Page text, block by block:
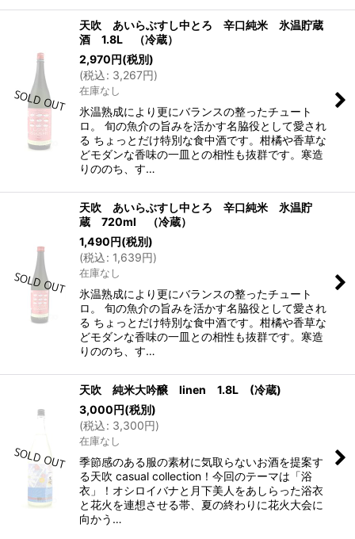
天吹 あいらぶすし中とろ 辛口純米 氷温貯蔵
酒 1.8L （冷蔵）
2,970円(税別)
(税込: 3,267円)
在庫なし
氷温熟成により更にバランスの整ったチュート
ロ。 旬の魚介の旨みを活かす名脇役として愛され
る ちょっとだけ特別な食中酒です。柑橘や香草な
どモダンな香味の一皿との相性も抜群です。寒造
りののち、す…
天吹 あいらぶすし中とろ 辛口純米 氷温貯
蔵 720ml （冷蔵）
1,490円(税別)
(税込: 1,639円)
在庫なし
氷温熟成により更にバランスの整ったチュート
ロ。 旬の魚介の旨みを活かす名脇役として愛され
る ちょっとだけ特別な食中酒です。柑橘や香草な
どモダンな香味の一皿との相性も抜群です。寒造
りののち、す…
天吹 純米大吟醸 linen 1.8L (冷蔵)
3,000円(税別)
(税込: 3,300円)
在庫なし
季節感のある服の素材に気取らないお酒を提案す
る天吹 casual collection！今回のテーマは「浴
衣」！オシロイバナと月下美人をあしらった浴衣
と花火を連想させる帯、夏の終わりに花火大会に
向かう…